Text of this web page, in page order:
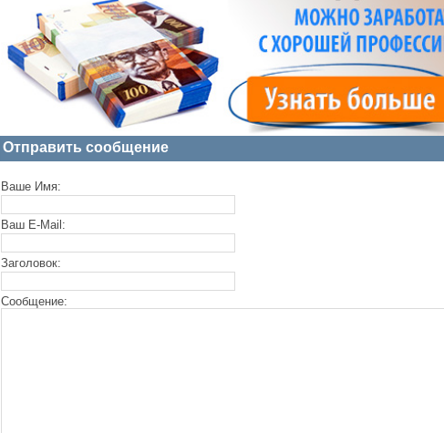
Отправить сообщение
Ваше Имя:
Ваш E-Mail:
Заголовок:
Сообщение: